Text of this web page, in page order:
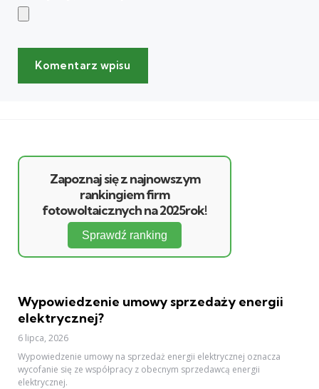
Zapoznaj się z najnowszym
rankingiem firm
fotowoltaicznych na 2025rok!
Sprawdź ranking
Wypowiedzenie umowy sprzedaży energii
elektrycznej?
6 lipca, 2026
Wypowiedzenie umowy na sprzedaż energii elektrycznej oznacza
wycofanie się ze współpracy z obecnym sprzedawcą energii
elektrycznej.